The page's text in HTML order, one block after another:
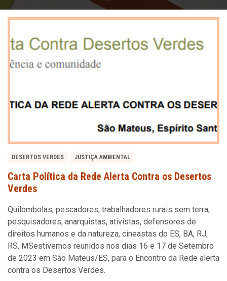
DESERTOS VERDES JUSTIÇA AMBIENTAL
Carta Política da Rede Alerta Contra os Desertos
Verdes
Quilombolas, pescadores, trabalhadores rurais sem terra,
pesquisadores, anarquistas, ativistas, defensores de
direitos humanos e da natureza, cineastas do ES, BA, RJ,
RS, MSestivemos reunidos nos dias 16 e 17 de Setembro
de 2023 em São Mateus/ES, para o Encontro da Rede alerta
contra os Desertos Verdes.